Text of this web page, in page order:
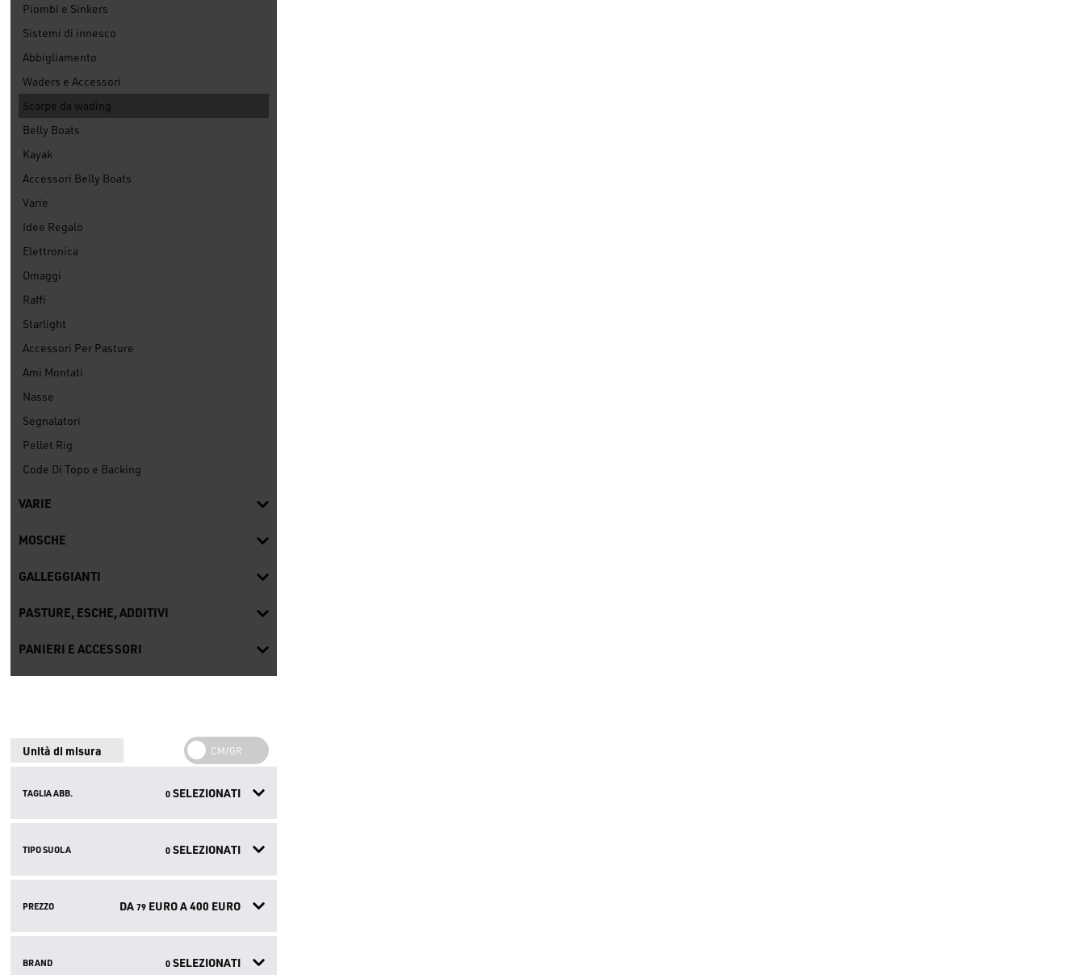
Piombi e Sinkers
Sistemi di innesco
Abbigliamento
Waders e Accessori
Scarpe da wading
Belly Boats
Kayak
Accessori Belly Boats
Varie
Idee Regalo
Elettronica
Omaggi
Raffi
Starlight
Accessori Per Pasture
Ami Montati
Nasse
Segnalatori
Pellet Rig
Code Di Topo e Backing
VARIE
MOSCHE
GALLEGGIANTI
PASTURE, ESCHE, ADDITIVI
PANIERI E ACCESSORI
Unità di misura
TAGLIA ABB. 0SELEZIONATI
TIPO SUOLA 0SELEZIONATI
PREZZO DA 79EURO A400 EURO
BRAND 0SELEZIONATI